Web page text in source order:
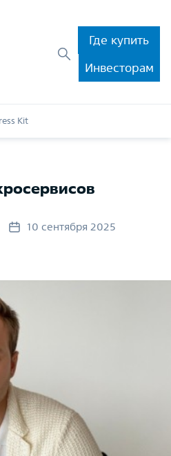
Где купить
Инвесторам
Kit
10 сентября 2025